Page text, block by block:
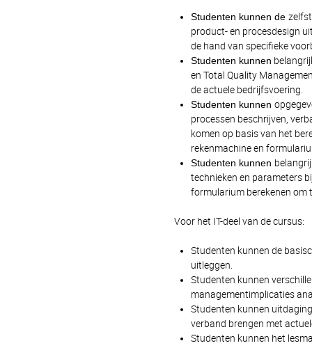
Studenten kunnen de
product- en procesdesign
de hand van specifieke
Studenten kunnen
en Total Quality
de actuele bedrijfsvoering.
Studenten kunnen
processen beschrijven,
komen op basis van het
rekenmachine en
Studenten kunnen
technieken en parameters
formularium berekenen om
Voor het IT-deel van de cursus:
Studenten kunnen de
uitleggen.
Studenten kunnen
managementimplicaties
Studenten kunnen
verband brengen met
Studenten kunnen het